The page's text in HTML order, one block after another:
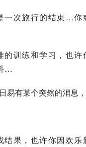
一次旅行的结束…
训练和学习，也
…
有某个突然的消息
果，也许你因欢